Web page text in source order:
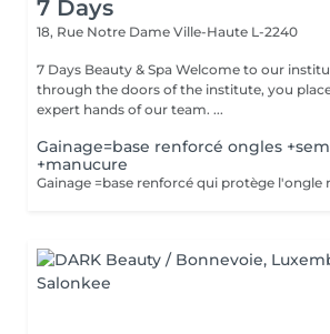
7 Days
18, Rue Notre Dame Ville-Haute L-2240
7 Days Beauty & Spa Welcome to our institute, By walking
through the doors of the institute, you
expert hands of our team. ...
Gainage=base renforcé ongles
+manucure